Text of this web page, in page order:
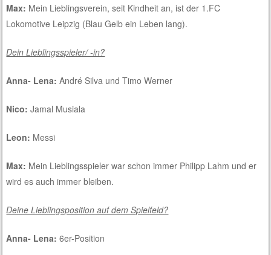
Max: Mein Lieblingsverein, seit Kindheit an, ist der 1.FC
Lokomotive Leipzig (Blau Gelb ein Leben lang).
Dein Lieblingsspieler/ -in?
Anna- Lena:André Silva und Timo Werner
Nico:Jamal Musiala
Leon: Messi
Max: Mein Lieblingsspieler war schon immer Philipp Lahm und er
wird es auch immer bleiben.
Deine Lieblingsposition auf dem Spielfeld?
Anna- Lena: 6er-Position